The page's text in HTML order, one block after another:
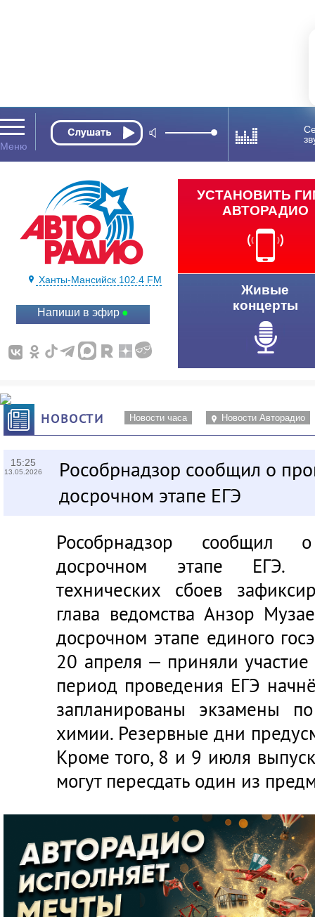
Ханты-Мансийск 102.4 FM
Напиши в эфир
УСТАНОВИТЬ
АВТОРАДИО
Живые
концерты
НОВОСТИ Новости часа Новости Авторадио
15:25
13.05.2026
Рособрнадзор сообщил о
досрочном этапе ЕГЭ
Рособрнадзор сообщил
досрочном этапе ЕГЭ.
технических сбоев
глава ведомства Анзор
досрочном этапе единого
20 апреля — приняли
период проведения ЕГЭ
запланированы экзамены
химии. Резервные дни
Кроме того, 8 и 9 июля
могут пересдать один из